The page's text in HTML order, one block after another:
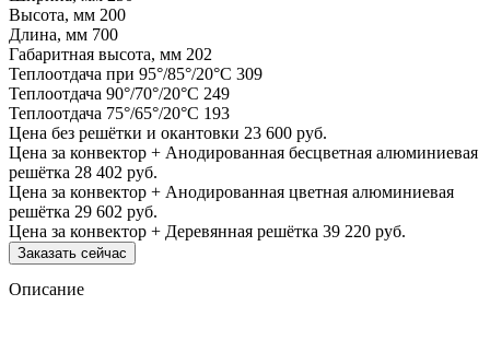
Высота, мм 200
Длина, мм 700
Габаритная высота, мм 202
Теплоотдача при 95°/85°/20°С 309
Теплоотдача 90°/70°/20°С 249
Теплоотдача 75°/65°/20°С 193
Цена без решётки и окантовки 23 600 руб.
Цена за конвектор + Анодированная бесцветная алюминиевая
решётка 28 402 руб.
Цена за конвектор + Анодированная цветная алюминиевая
решётка 29 602 руб.
Цена за конвектор + Деревянная решётка 39 220 руб.
Заказать сейчас
Описание